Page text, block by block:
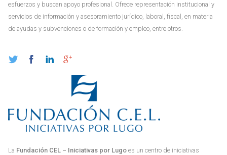
esfuerzos y buscan apoyo profesional. Ofrece representación institucional y
servicios de información y asesoramiento jurídico, laboral, fiscal, en materia
de ayudas y subvenciones o de formación y empleo, entre otros.
La Fundación CEL – Iniciativas por Lugo es un centro de iniciativas